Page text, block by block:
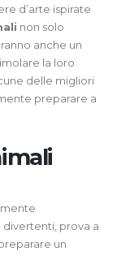
d’arte ispirate
non solo
anche un
la loro
delle migliori
preparare a
divertenti, prova a
un